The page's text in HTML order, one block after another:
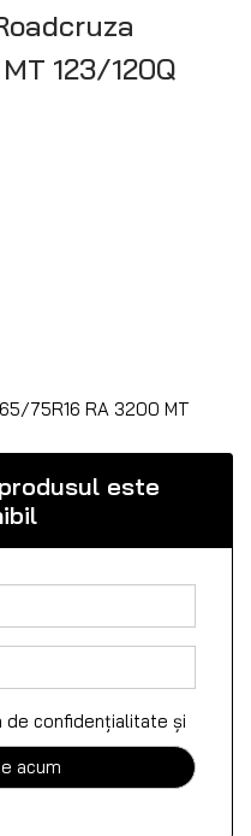
123/120Q
75R16 RA 3200 MT
este
de confidențialitate și